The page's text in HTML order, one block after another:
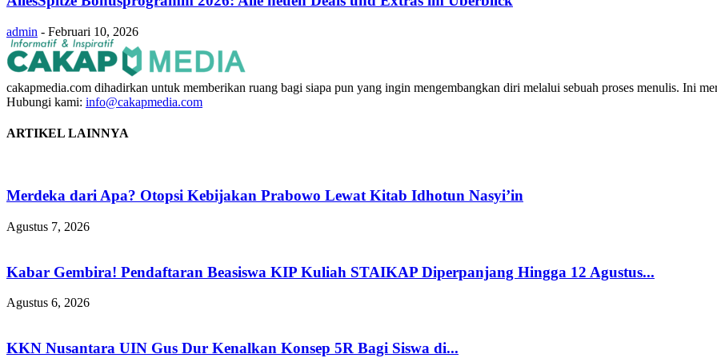
admin - Februari 10, 2026
cakapmedia.com dihadirkan untuk memberikan ruang bagi siapa pun yang ingin mengembangkan diri melalui sebuah proses menulis. Ini
Hubungi kami: info@cakapmedia.com
ARTIKEL LAINNYA
Merdeka dari Apa? Otopsi Kebijakan Prabowo Lewat Kitab Idhotun Nasyi’in
Agustus 7, 2026
Kabar Gembira! Pendaftaran Beasiswa KIP Kuliah STAIKAP Diperpanjang Hingga 12 Agustus...
Agustus 6, 2026
KKN Nusantara UIN Gus Dur Kenalkan Konsep 5R Bagi Siswa di...